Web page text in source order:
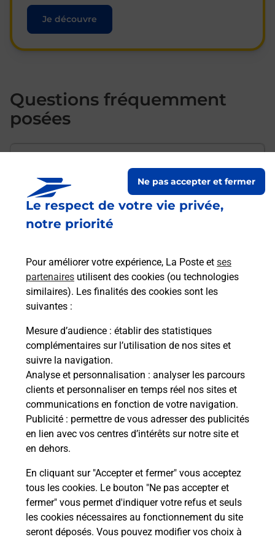
Le respect de votre vie privée,
notre priorité
Pour améliorer votre expérience, La Poste et ses
partenaires utilisent des cookies (ou technologies
similaires). Les finalités des cookies sont les
suivantes :
Mesure d’audience : établir des statistiques
complémentaires sur l’utilisation de nos sites et
suivre la navigation.
Analyse et personnalisation : analyser les parcours
clients et personnaliser en temps réel nos sites et
communications en fonction de votre navigation.
Publicité : permettre de vous adresser des publicités
en lien avec vos centres d’intérêts sur notre site et
en dehors.
En cliquant sur "Accepter et fermer" vous acceptez
tous les cookies. Le bouton "Ne pas accepter et
fermer" vous permet d'indiquer votre refus et seuls
les cookies nécessaires au fonctionnement du site
seront déposés. Vous pouvez modifier vos choix à
Ne pas accepter et fermer
Je découvre
Questions fréquemment
posées
Comment envoyer mon colis de
chez moi ?
Est-il possible d’acheter un
bureau de Poste ?
Comment demander une
Comment La Poste participe-t-elle
à votre sécurité au quotidien ?
Puis-je passer mon code de la route
avec La Poste et sous quelles
Liste Haute-Corse PENTA DI CASINCA